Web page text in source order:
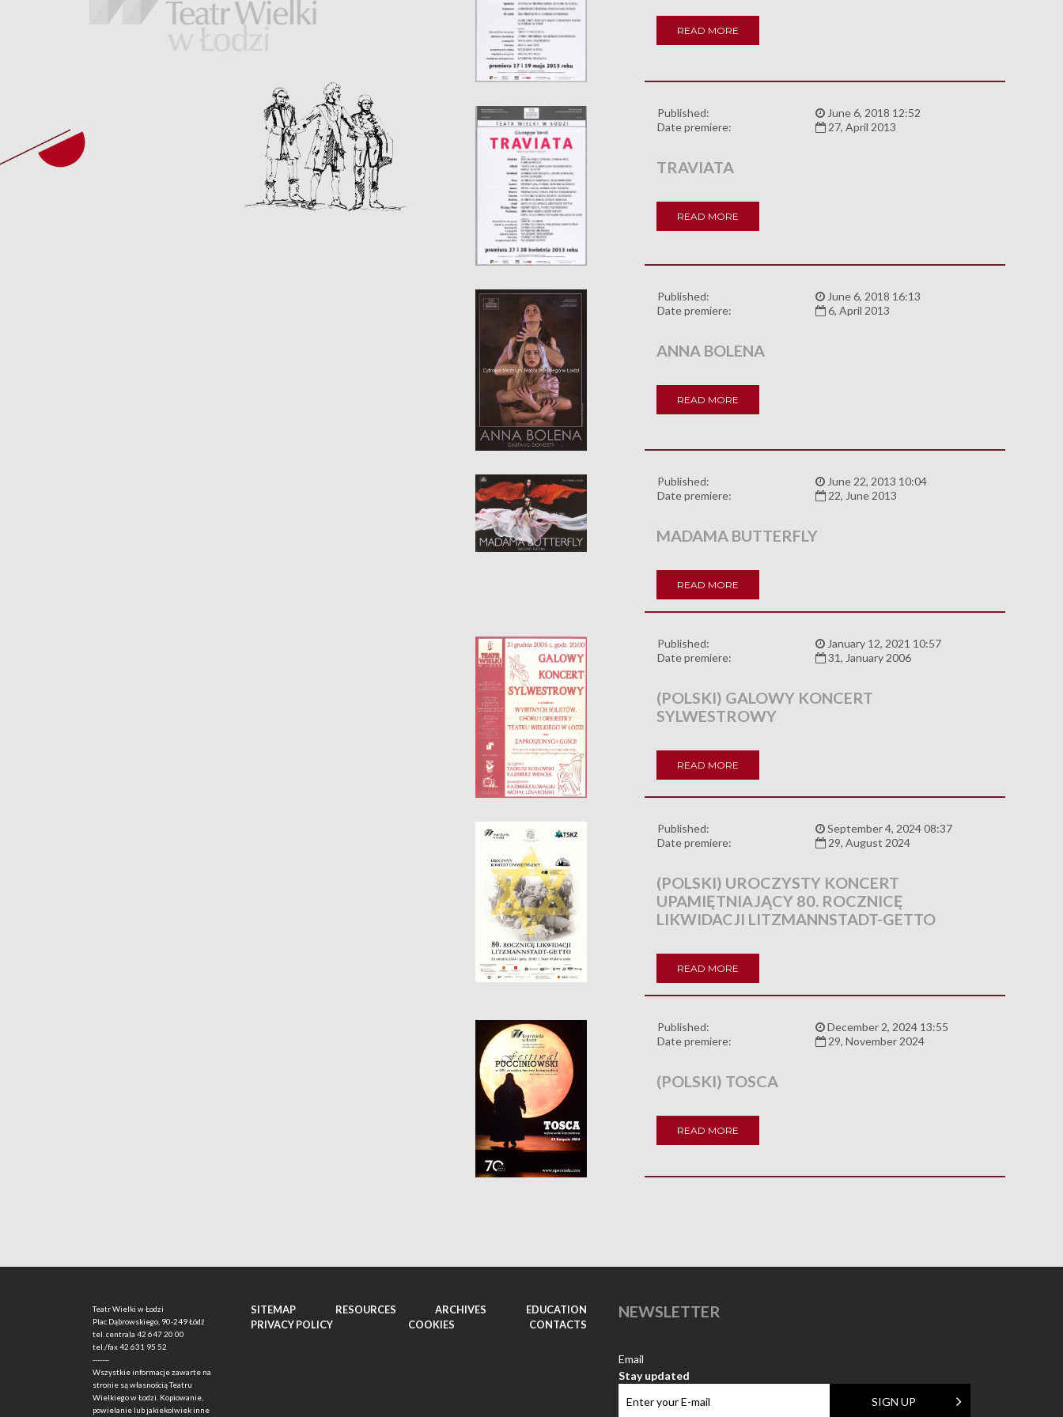
READ MORE
Published:
June 6, 2018 12:52
Date premiere:
27, April 2013
TRAVIATA
READ MORE
Published:
June 6, 2018 16:13
Date premiere:
6, April 2013
ANNA BOLENA
READ MORE
Published:
June 22, 2013 10:04
Date premiere:
22, June 2013
MADAMA BUTTERFLY
READ MORE
Published:
January 12, 2021 10:57
Date premiere:
31, January 2006
(POLSKI) GALOWY KONCERT
SYLWESTROWY
READ MORE
Published:
September 4, 2024 08:37
Date premiere:
29, August 2024
(POLSKI) UROCZYSTY KONCERT
UPAMIĘTNIAJĄCY 80. ROCZNICĘ
LIKWIDACJI LITZMANNSTADT-GETTO
READ MORE
Published:
December 2, 2024 13:55
Date premiere:
29, November 2024
(POLSKI) TOSCA
READ MORE
Teatr Wielki w Łodzi
Plac Dąbrowskiego, 90-249 Łódź
tel. centrala 42 647 20 00
tel./fax42 631 95 52
-------
Wszystkie informacje zawarte na
stronie są własnością Teatru
Wielkiego w Łodzi. Kopiowanie,
powielanie lub jakiekolwiek inne
SITEMAP RESOURCES ARCHIVES
EDUCATION
PRIVACY POLICY
COOKIES CONTACTS
NEWSLETTER
Email
Stay updated